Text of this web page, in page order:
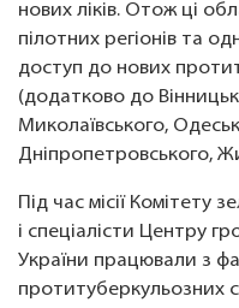
нових ліків. Отож ці
пілотних регіонів та
доступ до нових
(додатково до
Миколаївського,
Дніпропетровського,
Під час місії Комітету
і спеціалісти Центру
України працювали з
протитуберкульозних